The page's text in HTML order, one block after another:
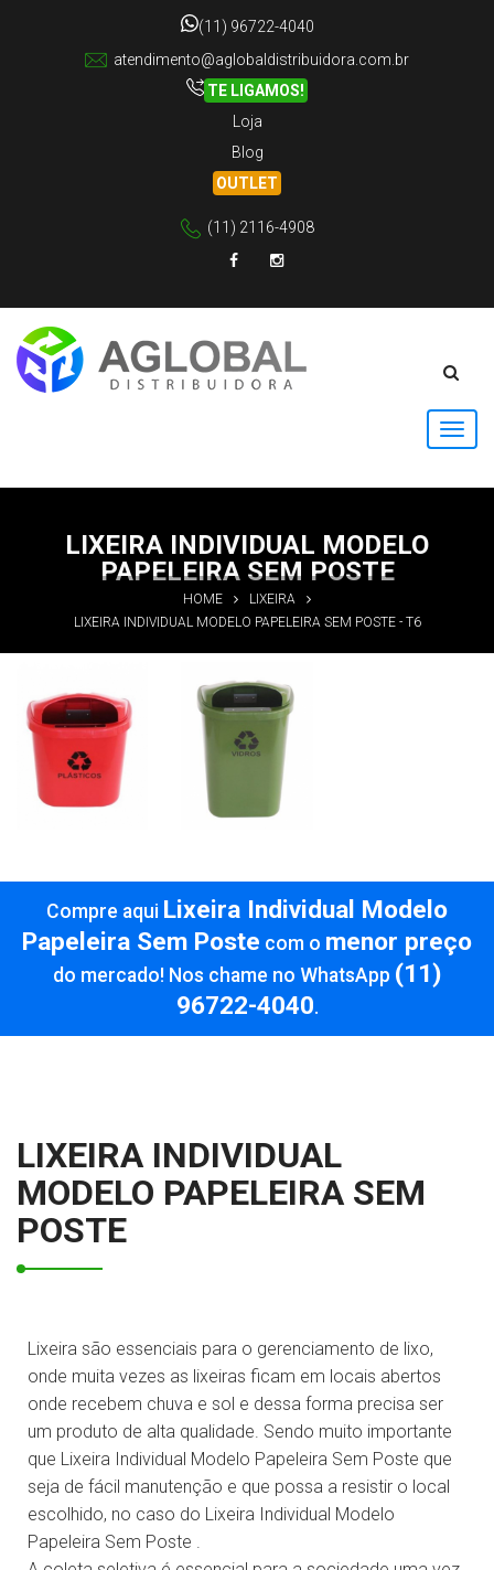
(11) 96722-4040
atendimento@aglobaldistribuidora.com.br
TE LIGAMOS!
Loja
Blog
OUTLET
(11) 2116-4908
LIXEIRA INDIVIDUAL MODELO
PAPELEIRA SEM POSTE
HOME
LIXEIRA
LIXEIRA INDIVIDUAL MODELO PAPELEIRA SEM POSTE - T6
Individual
Modelo
Compre aqui Lixeira Individual Modelo
Papeleira Sem Poste com o menor preço
do mercado! Nos chame no WhatsApp (11)
96722-4040.
LIXEIRA INDIVIDUAL
MODELO PAPELEIRA SEM
POSTE
Lixeira são essenciais para o gerenciamento de lixo,
onde muita vezes as lixeiras ficam em locais abertos
onde recebem chuva e sol e dessa forma precisa ser
um produto de alta qualidade. Sendo muito importante
que Lixeira Individual Modelo Papeleira Sem Poste que
seja de fácil manutenção e que possa a resistir o local
escolhido, no caso do Lixeira Individual Modelo
Papeleira Sem Poste .